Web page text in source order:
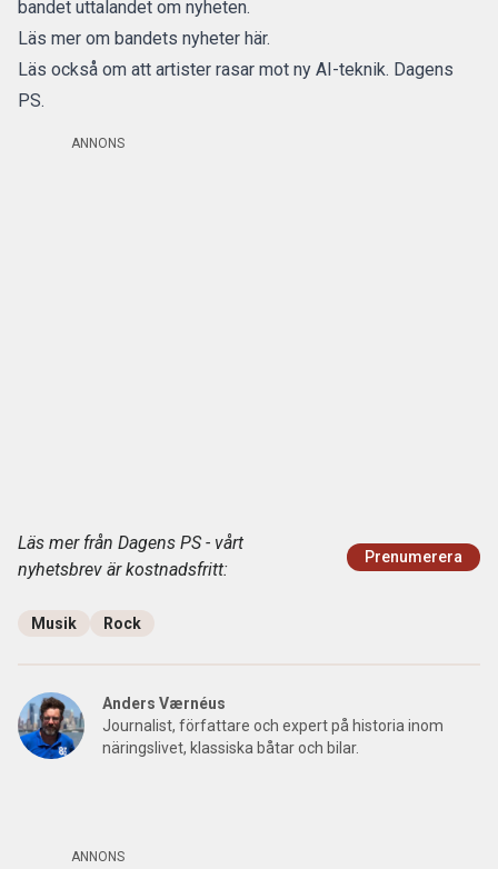
bandet uttalandet om nyheten.
Läs mer om bandets nyheter här.
Läs också om att artister rasar mot ny AI-teknik. Dagens
PS.
ANNONS
Läs mer från Dagens PS - vårt
nyhetsbrev är kostnadsfritt:
Prenumerera
Musik Rock
Anders Værnéus
Journalist, författare och expert på historia inom
näringslivet, klassiska båtar och bilar.
ANNONS